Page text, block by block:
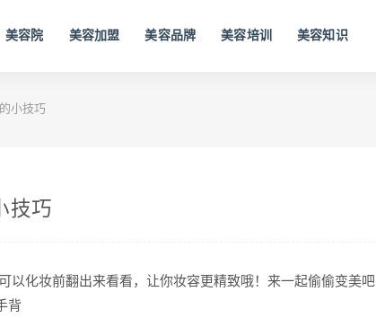
美容院 美容加盟 美容品牌 美容培训 美容知识
小技巧
技巧
以化妆前翻出来看看，让你妆容更精致哦！来一起偷偷变美吧
背